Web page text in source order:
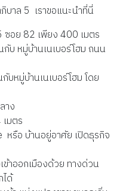
าล 5 เราขอแนะนำที่นี่
ซอย 82 เพียง 400 เมตร
กับ หมู่บ้านเนเบอร์โฮม ถนน
บหมู่บ้านเนเบอร์โฮม โดย
าง
มตร
หรือ บ้านอยู่อาศัย เปิดธุรกิจ
ข้าออกเมืองด้วย ทางด่วน
ด้